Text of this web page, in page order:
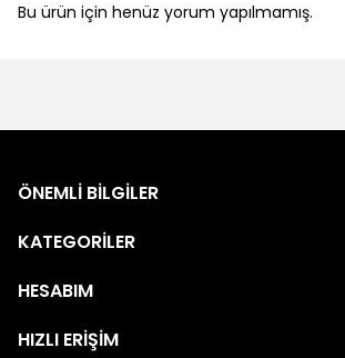
Bu ürün için henüz yorum yapılmamış.
ÖNEMLİ BİLGİLER
KATEGORİLER
HESABIM
HIZLI ERİŞİM